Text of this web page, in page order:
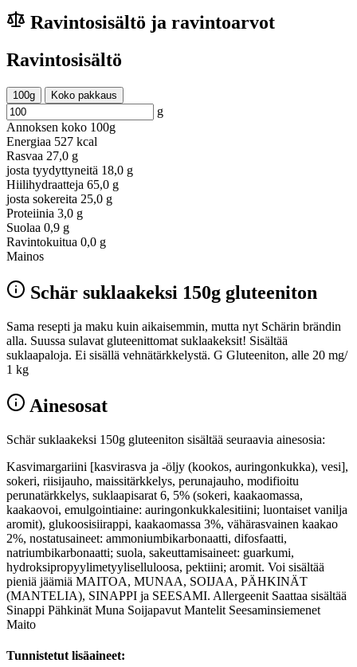
Ravintosisältö ja ravintoarvot
Ravintosisältö
100g Koko pakkaus
g
Annoksen koko 100g
Energiaa 527 kcal
Rasvaa 27,0 g
josta tyydyttyneitä 18,0 g
Hiilihydraatteja 65,0 g
josta sokereita 25,0 g
Proteiinia 3,0 g
Suolaa 0,9 g
Ravintokuitua 0,0 g
Mainos
Schär suklaakeksi 150g gluteeniton
Sama resepti ja maku kuin aikaisemmin, mutta nyt Schärin brändin
alla. Suussa sulavat gluteenittomat suklaakeksit! Sisältää
suklaapaloja. Ei sisällä vehnätärkkelystä. G Gluteeniton, alle 20 mg/
1 kg
Ainesosat
Schär suklaakeksi 150g gluteeniton sisältää seuraavia ainesosia:
Kasvimargariini [kasvirasva ja -öljy (kookos, auringonkukka), vesi],
sokeri, riisijauho, maissitärkkelys, perunajauho, modifioitu
perunatärkkelys, suklaapisarat 6, 5% (sokeri, kaakaomassa,
kaakaovoi, emulgointiaine: auringonkukkalesitiini; luontaiset vanilja
aromit), glukoosisiirappi, kaakaomassa 3%, vähärasvainen kaakao
2%, nostatusaineet: ammoniumbikarbonaatti, difosfaatti,
natriumbikarbonaatti; suola, sakeuttamisaineet: guarkumi,
hydroksipropyylimetyyliselluloosa, pektiini; aromit. Voi sisältää
pieniä jäämiä MAITOA, MUNAA, SOIJAA, PÄHKINÄT
(MANTELIA), SINAPPI ja SEESAMI. Allergeenit Saattaa sisältää
Sinappi Pähkinät Muna Soijapavut Mantelit Seesaminsiemenet
Maito
Tunnistetut lisäaineet: